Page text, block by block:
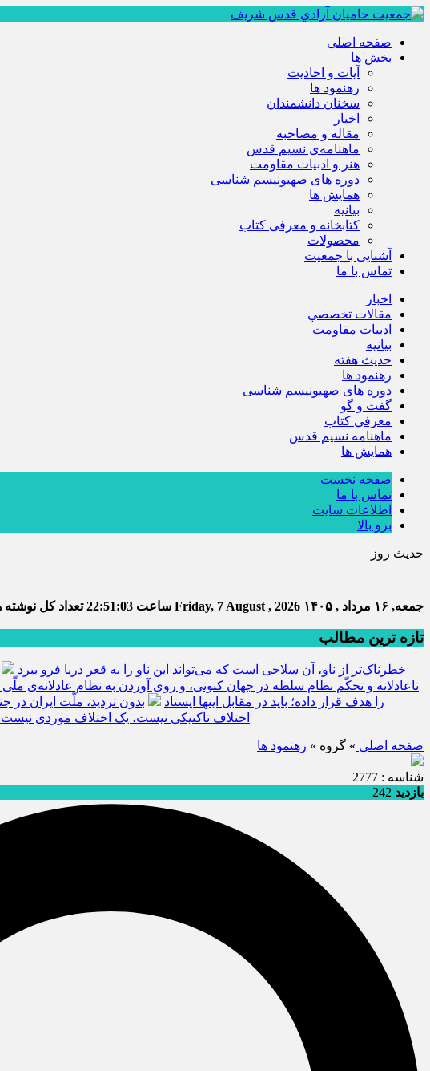
صفحه اصلی
بخش ها
آیات و احادیث
رهنمود ها
سخنان دانشمندان
اخبار
مقاله و مصاحبه
ماهنامه‌ی نسیم قدس
هنر و ادبیات مقاومت
دوره های صهیونیسم شناسی
همايش ها
بيانيه
کتابخانه و معرفی کتاب
محصولات
آشنایی با جمعیت
تماس با ما
اخبار
مقالات تخصصي
ادبيات مقاومت
بيانيه
حديث هفته
رهنمود ها
دوره های صهیونیسم شناسی
گفت و گو
معرفي كتاب
ماهنامه نسيم قدس
همايش ها
صفحه نخست
تماس با ما
اطلاعات سایت
برو بالا
حدیث روز
جمعه, ۱۶ مرداد , ۱۴۰۵ Friday, 7 August , 2026 ساعت 22:51:03تعداد کل نوشته ها :
تازه ترین مطالب
خطرناک‌تر از ناو، آن سلاحی است که می‌تواند این ناو را به قعر دریا فرو ببرد
ناعادلانه و تحکّم نظام سلطه در جهان کنونی، و روی آوردن به نظام عادلانه‌ی
را هدف قرار داده؛ باید در مقابل اینها ایستاد
بدون تردید، ملّت ایران در
اختلاف تاکتیکی نیست، یک اختلاف موردی
صفحه اصلی » گروه » رهنمود ها
شناسه : 2777
بازدید 242